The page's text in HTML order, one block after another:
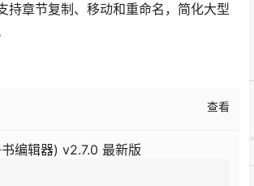
持章节复制、移动和重命名，简化大型
查看
编辑器) v2.7.0 最新版